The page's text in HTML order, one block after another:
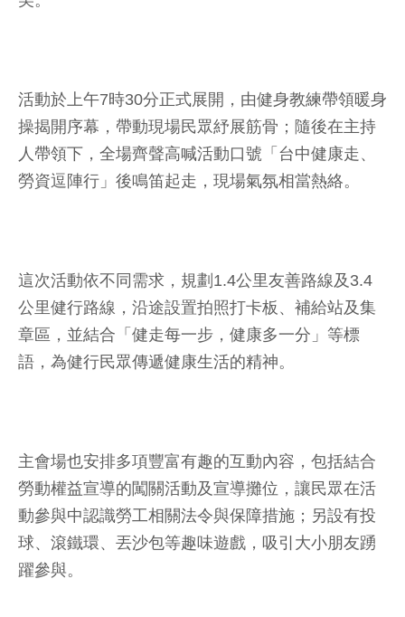
活動於上午7時30分正式展開，由健身教練帶領暖身
操揭開序幕，帶動現場民眾紓展筋骨；隨後在主持
人帶領下，全場齊聲高喊活動口號「台中健康走、
勞資逗陣行」後鳴笛起走，現場氣氛相當熱絡。
這次活動依不同需求，規劃1.4公里友善路線及3.4
公里健行路線，沿途設置拍照打卡板、補給站及集
章區，並結合「健走每一步，健康多一分」等標
語，為健行民眾傳遞健康生活的精神。
主會場也安排多項豐富有趣的互動內容，包括結合
勞動權益宣導的闖關活動及宣導攤位，讓民眾在活
動參與中認識勞工相關法令與保障措施；另設有投
球、滾鐵環、丟沙包等趣味遊戲，吸引大小朋友踴
躍參與。